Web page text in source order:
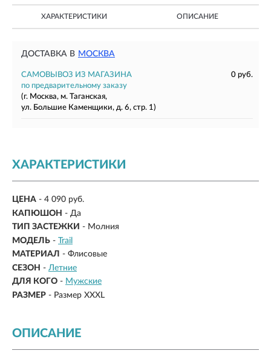
ХАРАКТЕРИСТИКИ ОПИСАНИЕ
ДОСТАВКА В МОСКВА
САМОВЫВОЗ ИЗ МАГАЗИНА
0 руб.
по предварительному заказу
(г. Москва, м. Таганская,
ул. Большие Каменщики, д. 6, стр. 1)
ХАРАКТЕРИСТИКИ
ЦЕНА - 4 090 руб.
КАПЮШОН - Да
ТИП ЗАСТЕЖКИ - Молния
МОДЕЛЬ - Trail
МАТЕРИАЛ - Флисовые
СЕЗОН - Летние
ДЛЯ КОГО - Мужские
РАЗМЕР - Размер XXXL
ОПИСАНИЕ